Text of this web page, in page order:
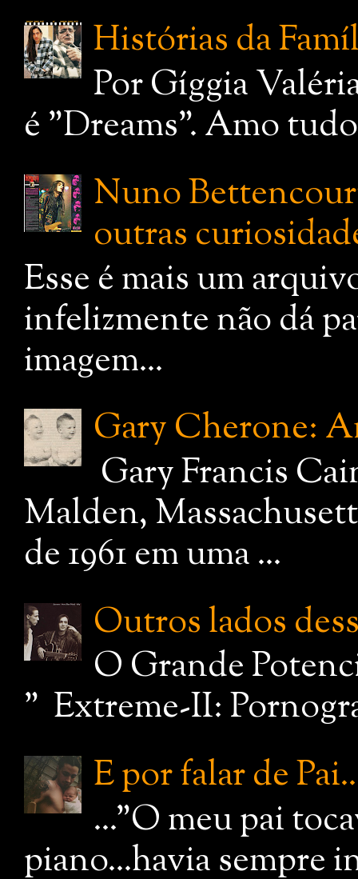
Histórias da
Por Gíggia
é "Dreams". Amo
Nuno
outras
Esse é mais um
infelizmente não dá
imagem...
Gary Cherone:
Gary Francis
Malden,
de 1961 em uma ...
Outros lados
O Grande
" Extreme-II:
E por falar de
..."O meu pai
piano...havia sempre